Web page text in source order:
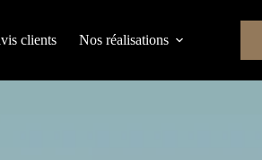
clients Nos réalisations